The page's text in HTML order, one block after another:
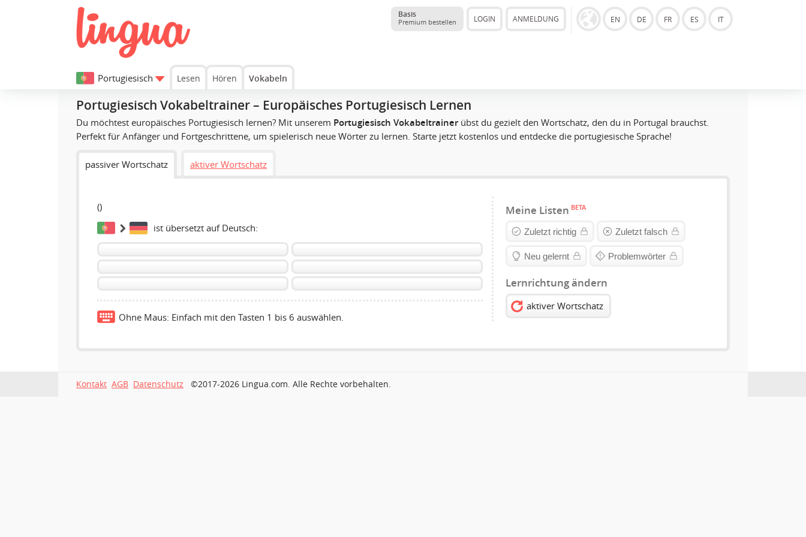
Basis
Premium bestellen LOGIN ANMELDUNG EN DE FR ES IT
Portugiesisch Lesen Hören Vokabeln
Portugiesisch Vokabeltrainer – Europäisches Portugiesisch Lernen
Du möchtest europäisches Portugiesisch lernen? Mit unserem Portugiesisch Vokabeltrainerübst du gezielt den Wortschatz, den du in Portugal brauchst.
Perfekt für Anfänger und Fortgeschrittene, um spielerisch neue Wörter zu lernen. Starte jetzt kostenlos und entdecke die portugiesische Sprache!
passiver Wortschatz aktiver Wortschatz
()
ist übersetzt auf Deutsch:
Ohne Maus: Einfach mit den Tasten 1 bis 6 auswählen.
Meine Listen BETA
Zuletzt richtig Zuletzt falsch
Neu gelernt Problemwörter
Lernrichtung ändern
aktiver Wortschatz
Kontakt AGB Datenschutz ©2017-2026 Lingua.com. Alle Rechte vorbehalten.